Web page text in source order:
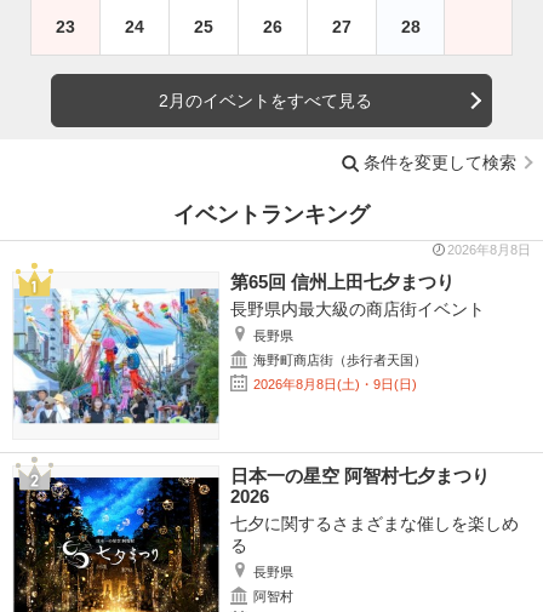
23 24 25 26 27 28
2月のイベントをすべて見る
条件を変更して検索
イベントランキング
2026年8月8日
第65回 信州上田七夕まつり
長野県内最大級の商店街イベント
長野県
海野町商店街（歩行者天国）
2026年8月8日(土)・9日(日)
日本一の星空 阿智村七夕まつり
2026
七夕に関するさまざまな催しを楽しめ
る
長野県
阿智村